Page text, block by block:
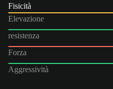
Fisicità
Elevazione
resistenza
Forza
Aggressività